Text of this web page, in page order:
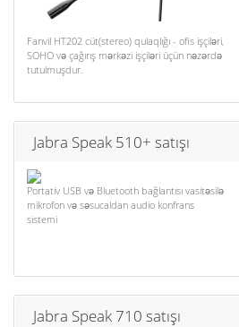
Fanvil HT202 cüt(stereo) qulaqlığı - ofis işçiləri,
SOHO və çağırış mərkəzi işçiləri üçün nəzərdə
tutulmuşdur.
Jabra Speak 510+ satışı
Portativ USB və Bluetooth bağlantısı vasitəsilə
mikrofon və səsucaldan audio konfrans
sistemi
Jabra Speak 710 satışı